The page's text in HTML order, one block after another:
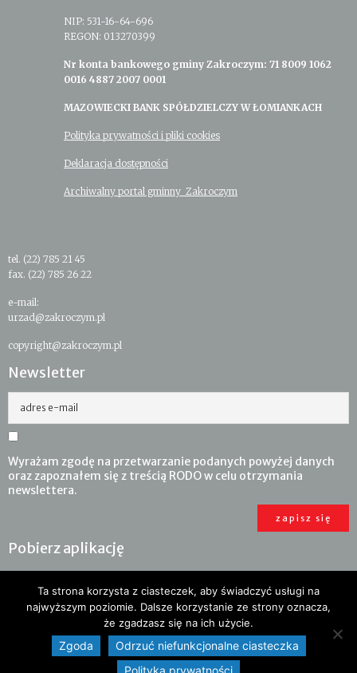
NIP: 531-16-64-696
REGON: 013270399
Nr konta bankowego gminy Zakroczym: 71 8009 1062
0016 4887 2007 0001
MAZOWIECKI BANK SPÓŁDZIELCZY W ŁOMIANKACH
Polityka prywatności i pliki cookies
Deklaracja dostępności
Archiwalny portal gminny Zakroczym
tel. (22) 785 21 45
fax. (22) 785 26 22
e-mail:
urzad@zakroczym.pl
copyright@zakroczym.pl
Newsletter
adres e-mail
Wyrażam zgodę na przetwarzanie podanych powyżej danych
oraz zapoznałem się z treścią RODO w celu otrzymania
newslettera.
Pobierz aplikację
Ta strona korzysta z ciasteczek, aby świadczyć usługi na
najwyższym poziomie. Dalsze korzystanie ze strony oznacza,
że zgadzasz się na ich użycie.
Zgoda
Odrzuć niefunkcjonalne ciasteczka
Polityka prywatności